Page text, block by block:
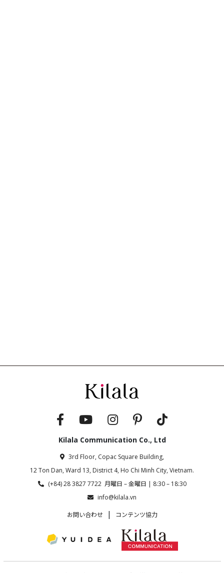
Kilala Communication Co., Ltd
3rd Floor, Copac Square Building,
12 Ton Dan, Ward 13, District 4, Ho Chi Minh City, Vietnam.
(+84) 28 3827 7722 月曜日 – 金曜日 | 8:30 – 18:30
info@kilala.vn
お問い合わせ | コンテンツ協力